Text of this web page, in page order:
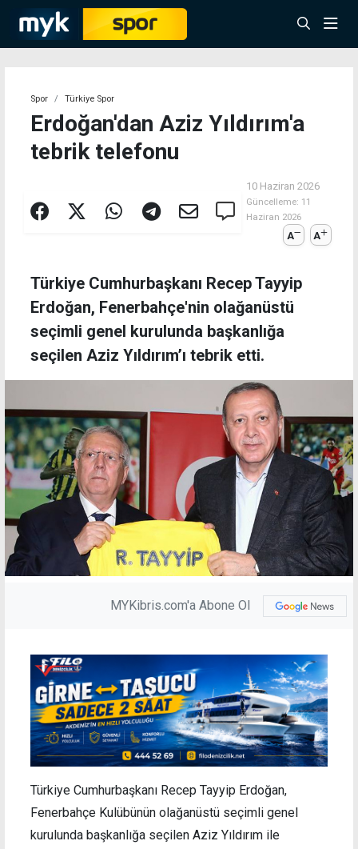
Spor Türkiye Spor
Erdoğan'dan Aziz Yıldırım'a
tebrik telefonu
10 Haziran 2026
Güncelleme: 11
Haziran 2026
A A
Türkiye Cumhurbaşkanı Recep Tayyip
Erdoğan, Fenerbahçe'nin olağanüstü
seçimli genel kurulunda başkanlığa
seçilen Aziz Yıldırım’ı tebrik etti.
MYKibris.com'a Abone Ol
Türkiye Cumhurbaşkanı Recep Tayyip Erdoğan,
Fenerbahçe Kulübünün olağanüstü seçimli genel
kurulunda başkanlığa seçilen Aziz Yıldırım ile